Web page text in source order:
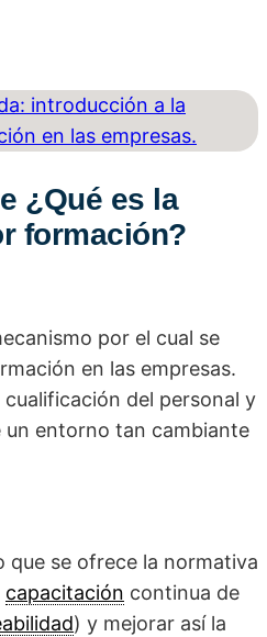
¿Qué es la
formación?
por el cual se
en las empresas.
del personal y
entorno tan cambiante
que se ofrece la normativa
capacitación continua de
) y mejorar así la